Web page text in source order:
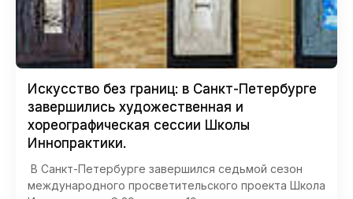
Искусство без границ: в Санкт-Петербурге
завершились художественная и
хореографическая сессии Школы
Иннопрактики.
В Санкт-Петербурге завершился седьмой сезон
международного просветительского проекта Школа